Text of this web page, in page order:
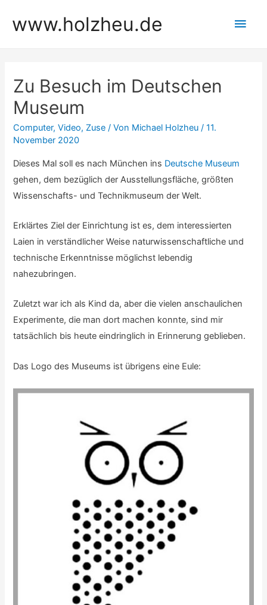
Inhaltwww.holzheu.de
Zu Besuch im Deutschen
Museum
Computer,Video, Zuse / Von Michael Holzheu /11.
November 2020
Dieses Mal soll es nach München ins Deutsche Museum
gehen, dem bezüglich der Ausstellungsfläche, größten
Wissenschafts- und Technikmuseum der Welt.
Erklärtes Ziel der Einrichtung ist es, dem interessierten
Laien in verständlicher Weise naturwissenschaftliche und
technische Erkenntnisse möglichst lebendig
nahezubringen.
Zuletzt war ich als Kind da, aber die vielen anschaulichen
Experimente, die man dort machen konnte, sind mir
tatsächlich bis heute eindringlich in Erinnerung geblieben.
Das Logo des Museums ist übrigens eine Eule: